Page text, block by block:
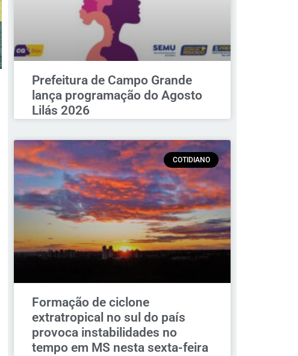
Prefeitura de Campo Grande
lança programação do Agosto
Lilás 2026
COTIDIANO
Formação de ciclone
extratropical no sul do país
provoca instabilidades no
tempo em MS nesta sexta-feira